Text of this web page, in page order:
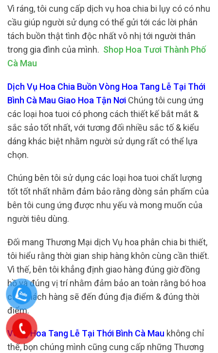
Vì ráng, tôi cung cấp dịch vụ hoa chia bi lụy có có nhu
cầu giúp người sử dụng có thể gửi tới các lời phân
tách buồn thật tình độc nhất vô nhị tới người thân
trong gia đình của mình. Shop Hoa Tươi Thành Phố
Cà Mau
Dịch Vụ Hoa Chia Buồn Vòng Hoa Tang Lễ Tại Thới
Bình Cà Mau Giao Hoa Tận Nơi Chúng tôi cung ứng
các loại hoa tuoi có phong cách thiết kế bắt mắt &
sắc sảo tốt nhất, với tương đối nhiều sắc tố & kiểu
dáng khác biệt nhằm người sử dụng rất có thể lựa
chọn.
Chúng bên tôi sử dụng các loại hoa tuoi chất lượng
tốt tốt nhất nhằm đảm bảo rằng dòng sản phẩm của
bên tôi cung ứng được nhu yếu và mong muốn của
người tiêu dùng.
Đối mang Thương Mại dịch Vụ hoa phân chia bi thiết,
tôi hiểu rằng thời gian ship hàng khôn cùng cần thiết.
Vì thế, bên tôi khẳng định giao hàng đúng giờ đồng
hồ và đúng vị trí nhằm đảm bảo an toàn rằng bó hoa
của khách hàng sẽ đến đúng địa điểm & đúng thời
điểm.
Vòng Hoa Tang Lễ Tại Thới Bình Cà Mau không chỉ
thế, bọn chúng mình cũng cung cấp những Thương